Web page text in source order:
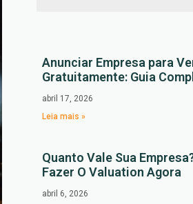
Anunciar Empresa para
Gratuitamente: Guia
abril 17, 2026
Leia mais »
Quanto Vale Sua
Fazer O Valuation Agora
abril 6, 2026